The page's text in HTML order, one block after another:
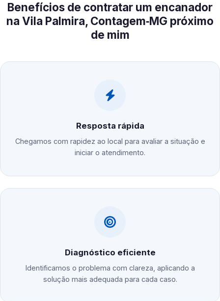
Benefícios de contratar um encanador
na Vila Palmira, Contagem‑MG próximo
de mim
Resposta rápida
Chegamos com rapidez ao local para avaliar a situação e
iniciar o atendimento.
Diagnóstico eficiente
Identificamos o problema com clareza, aplicando a
solução mais adequada para cada caso.